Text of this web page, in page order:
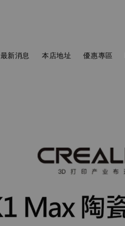
最新消息 本店地址 優惠專區